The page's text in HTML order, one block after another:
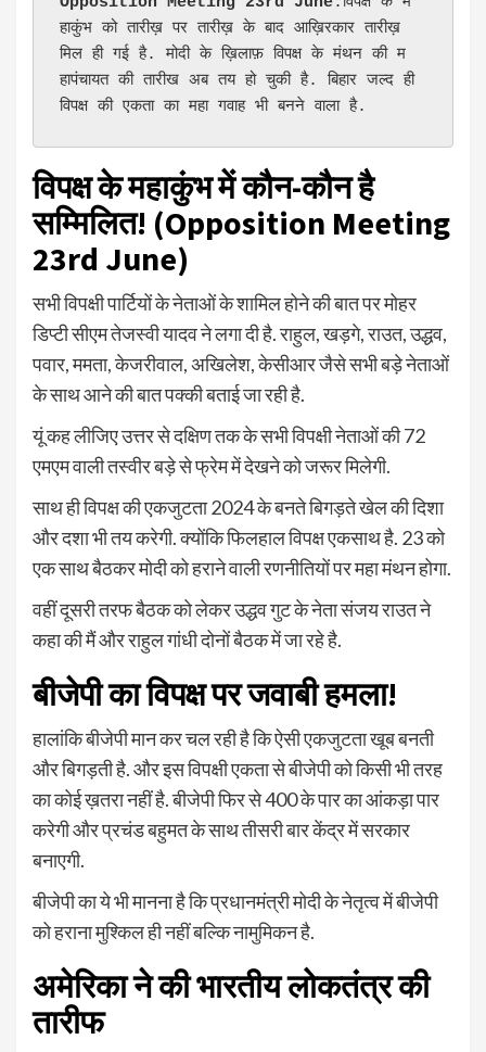
हाकुंभ को तारीख़ पर तारीख़ के बाद आख़िरकार तारीख़
मिल ही गई है. मोदी के ख़िलाफ़ विपक्ष के मंथन की म
हापंचायत की तारीख अब तय हो चुकी है. बिहार जल्द ही
विपक्ष की एकता का महा गवाह भी बनने वाला है.
विपक्ष के महाकुंभ में कौन-कौन है
सम्मिलित! (Opposition Meeting
23rd June)
सभी विपक्षी पार्टियों के नेताओं के शामिल होने की बात पर मोहर
डिप्टी सीएम तेजस्वी यादव ने लगा दी है. राहुल, खड़गे, राउत, उद्धव,
पवार, ममता, केजरीवाल, अखिलेश, केसीआर जैसे सभी बड़े नेताओं
के साथ आने की बात पक्की बताई जा रही है.
यूं कह लीजिए उत्तर से दक्षिण तक के सभी विपक्षी नेताओं की 72
एमएम वाली तस्वीर बड़े से फ्रेम में देखने को जरूर मिलेगी.
साथ ही विपक्ष की एकजुटता 2024 के बनते बिगड़ते खेल की दिशा
और दशा भी तय करेगी. क्योंकि फिलहाल विपक्ष एकसाथ है. 23 को
एक साथ बैठकर मोदी को हराने वाली रणनीतियों पर महा मंथन होगा.
वहीं दूसरी तरफ बैठक को लेकर उद्धव गुट के नेता संजय राउत ने
कहा की मैं और राहुल गांधी दोनों बैठक में जा रहे है.
बीजेपी का विपक्ष पर जवाबी हमला!
हालांकि बीजेपी मान कर चल रही है कि ऐसी एकजुटता खूब बनती
और बिगड़ती है. और इस विपक्षी एकता से बीजेपी को किसी भी तरह
का कोई ख़तरा नहीं है. बीजेपी फिर से 400 के पार का आंकड़ा पार
करेगी और प्रचंड बहुमत के साथ तीसरी बार केंद्र में सरकार
बनाएगी.
बीजेपी का ये भी मानना है कि प्रधानमंत्री मोदी के नेतृत्व में बीजेपी
को हराना मुश्किल ही नहीं बल्कि नामुमिकन है.
अमेरिका ने की भारतीय लोकतंत्र की
तारीफ